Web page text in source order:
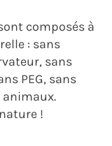
composés à
: sans
sans
PEG, sans
animaux.
!